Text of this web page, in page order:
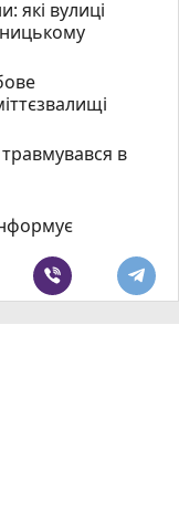
які вулиці
в